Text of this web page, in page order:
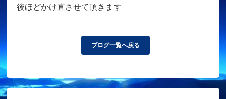
後ほどかけ直させて頂きます
ブログ一覧へ戻る